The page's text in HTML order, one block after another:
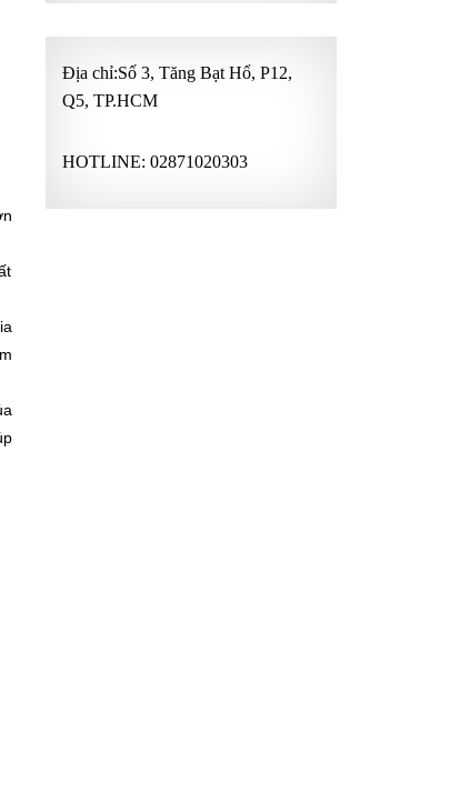
Địa chỉ:Số 3, Tăng Bạt Hổ, P12,
Q5, TP.HCM
HOTLINE: 02871020303